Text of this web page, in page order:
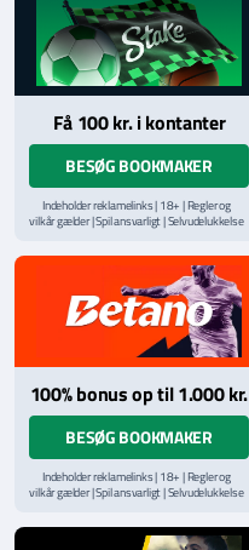
Få 100 kr. i kontanter
BESØG BOOKMAKER
Indeholder reklamelinks | 18+ | Regler og
vilkår gælder | Spil ansvarligt | Selvudelukkelse
hjælpelinje påStopSpillet.dk
her
100% bonus op til 1.000 kr.
BESØG BOOKMAKER
Indeholder reklamelinks | 18+ | Regler og
vilkår gælder | Spil ansvarligt | Selvudelukkelse
hjælpelinje påStopSpillet.dk